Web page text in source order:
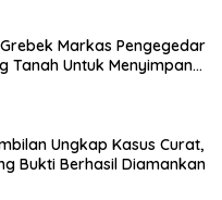
Markas Pengegedar
Tanah Untuk Menyimpan
Ungkap Kasus Curat,
Bukti Berhasil Diamankan